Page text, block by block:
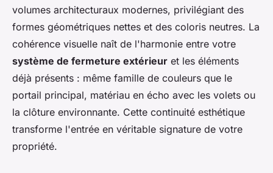
volumes architecturaux modernes, privilégiant des
formes géométriques nettes et des coloris neutres. La
cohérence visuelle naît de l'harmonie entre votre
système de fermeture extérieur et les éléments
déjà présents : même famille de couleurs que le
portail principal, matériau en écho avec les volets ou
la clôture environnante. Cette continuité esthétique
transforme l'entrée en véritable signature de votre
propriété.